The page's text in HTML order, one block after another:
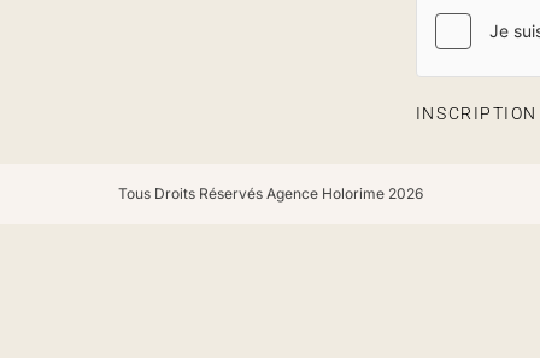
Tous Droits Réservés Agence Holorime 2026